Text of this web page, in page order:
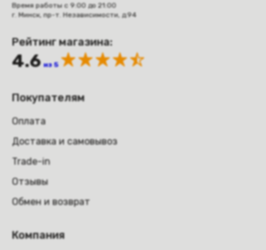
Время работы с 9:00 до 21:00
г. Минск, пр-т. Независимости, д.94
Рейтинг магазина:
4.6 из 5
Покупателям
Оплата
Доставка и самовывоз
Trade-in
Отзывы
Обмен и возврат
Компания